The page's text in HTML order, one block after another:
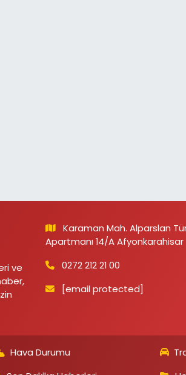
ve
Karaman Mah. Alparslan
Apartmanı 14/A Afyonkarahisar
0272 212 21 00
[email protected]
Hava Durumu